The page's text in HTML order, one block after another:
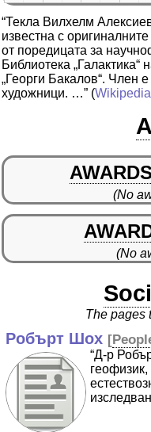
“Текла Вилхелм
известна с
от поредицата за
Библиотека „Галактика“
„Георги Бакалов“. Член
художници. …” (Wikipedia
AWARDS
(No
(No
The pages
Робърт Шох [
“Д-р